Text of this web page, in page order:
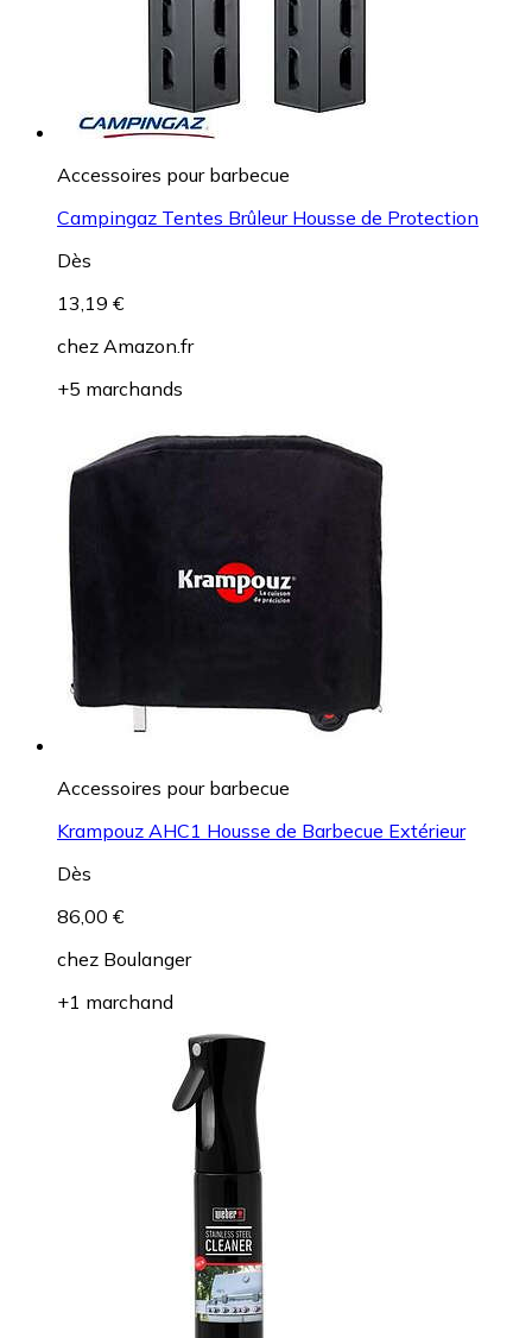
Accessoires pour barbecue
Campingaz Tentes Brûleur Housse de Protection
Dès
13,19 €
chez Amazon.fr
+5 marchands
Accessoires pour barbecue
Krampouz AHC1 Housse de Barbecue Extérieur
Dès
86,00 €
chez Boulanger
+1 marchand